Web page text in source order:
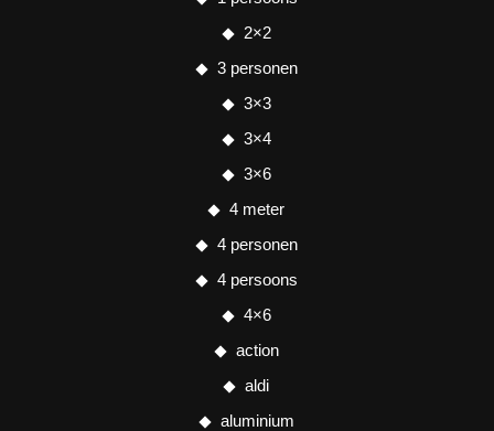
2×2
3 personen
3×3
3×4
3×6
4 meter
4 personen
4 persoons
4×6
action
aldi
aluminium